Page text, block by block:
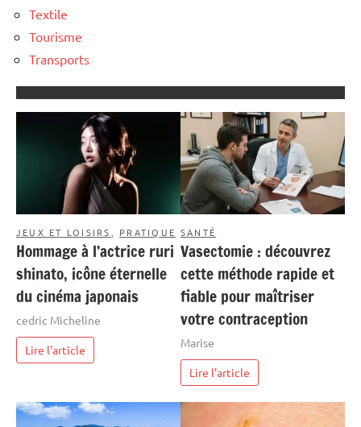
Textile
Tourisme
Transports
JEUX ET LOISIRS , PRATIQUE
Hommage à l’actrice ruri
shinato, icône éternelle
du cinéma japonais
cedric Micheline
Lire l'article
SANTÉ
Vasectomie : découvrez
cette méthode rapide et
fiable pour maîtriser
votre contraception
Marise
Lire l'article